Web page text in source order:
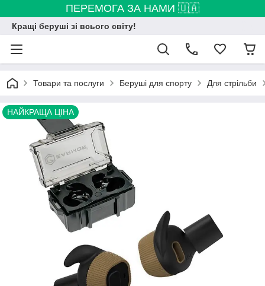
ПЕРЕМОГА ЗА НАМИ 🇺🇦
Кращі беруші зі всього світу!
Товари та послуги Беруші для спорту Для стрільби
НАЙКРАЩА ЦІНА